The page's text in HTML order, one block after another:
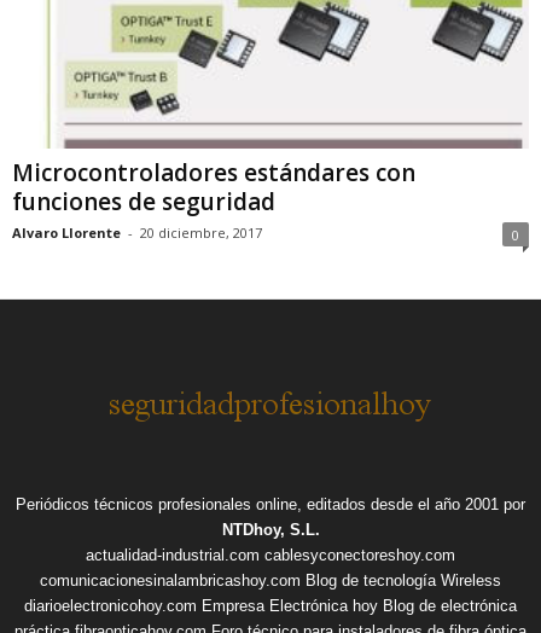
Microcontroladores estándares con
funciones de seguridad
Alvaro Llorente - 20 diciembre, 2017 0
Periódicos técnicos profesionales online, editados desde el año 2001 por
NTDhoy, S.L.
actualidad-industrial.com cablesyconectoreshoy.com
comunicacionesinalambricashoy.com Blog de tecnología Wireless
diarioelectronicohoy.com Empresa Electrónica hoy Blog de electrónica